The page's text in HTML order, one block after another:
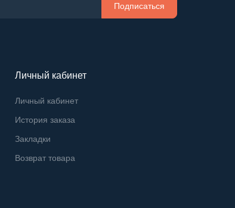
Подписаться
Личный кабинет
Личный кабинет
История заказа
Закладки
Возврат товара